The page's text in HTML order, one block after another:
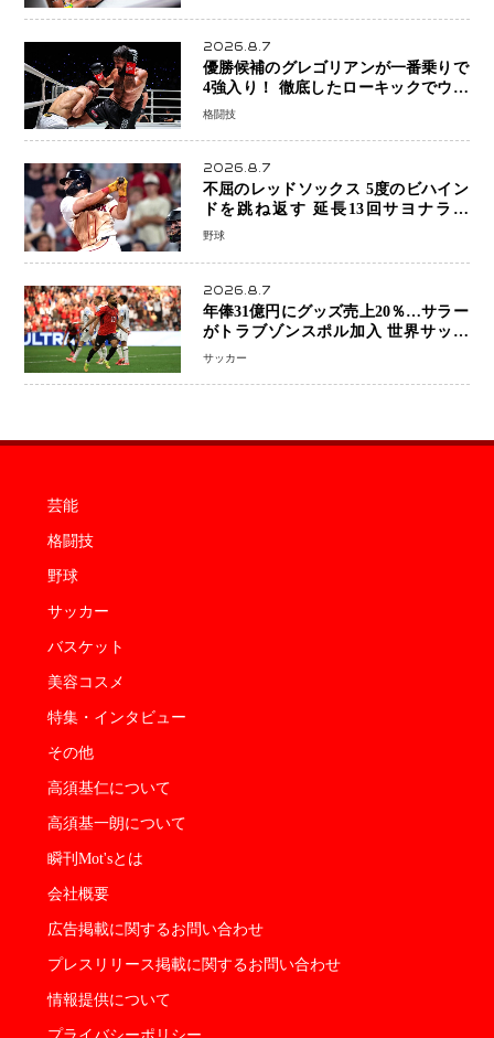
2026.8.7
優勝候補のグレゴリアンが一番乗りで
4強入り！ 徹底したローキックでウス
ビャンを攻略、判定勝利
格闘技
2026.8.7
不屈のレッドソックス 5度のビハイン
ドを跳ね返す 延長13回サヨナラ勝
ち 吉田正尚選手も2安打1打点で貢献 4
野球
2026.8.7
年俸31億円にグッズ売上20％…サラー
がトラブゾンスポル加入 世界サッカ
ーは「五大リーグ一強」から新時代へ
サッカー
芸能
格闘技
野球
サッカー
バスケット
美容コスメ
特集・インタビュー
その他
高須基仁について
高須基一朗について
瞬刊Mot'sとは
会社概要
広告掲載に関するお問い合わせ
プレスリリース掲載に関するお問い合わせ
情報提供について